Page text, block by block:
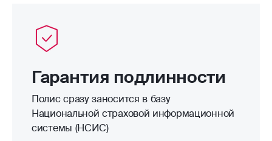
Гарантия подлинности
Полис сразу заносится в базу
Национальной страховой информационной
системы (НСИС)